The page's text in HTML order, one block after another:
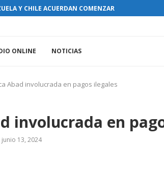
Y CHILE ACUERDAN COMENZAR EL
ONLINE NOTICIAS
Abad involucrada en pagos ilegales
involucrada en
junio 13, 2024